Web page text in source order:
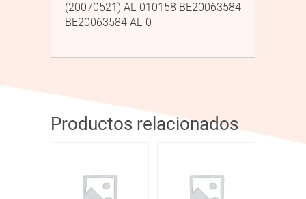
(20070521) AL-010158 BE20063584
BE20063584 AL-0
Productos relacionados